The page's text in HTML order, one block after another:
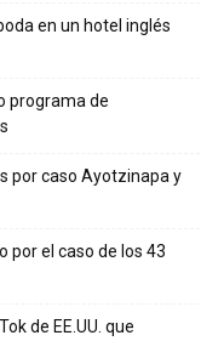
en un hotel inglés
programa de
por caso Ayotzinapa y
por el caso de los 43
de EE.UU. que